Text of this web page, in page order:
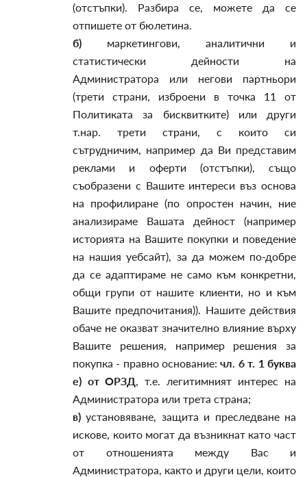
(отстъпки). Разбира се, можете да се
отпишете от бюлетина.
б) маркетингови, аналитични и
статистически дейности на
Администратора или негови партньори
(трети страни, изброени в точка 11 от
Политиката за бисквитките) или други
т.нар. трети страни, с които си
сътрудничим, например да Ви представим
реклами и оферти (отстъпки), също
съобразени с Вашите интереси въз основа
на профилиране (по опростен начин, ние
анализираме Вашата дейност (например
историята на Вашите покупки и поведение
на нашия уебсайт), за да можем по-добре
да се адаптираме не само към конкретни,
общи групи от нашите клиенти, но и към
Вашите предпочитания)). Нашите действия
обаче не оказват значително влияние върху
Вашите решения, например решения за
покупка - правно основание: чл. 6 т. 1 буква
е) от ОРЗД, т.е. легитимният интерес на
Администратора или трета страна;
в) установяване, защита и преследване на
искове, които могат да възникнат като част
от отношенията между Вас и
Администратора, както и други цели, които